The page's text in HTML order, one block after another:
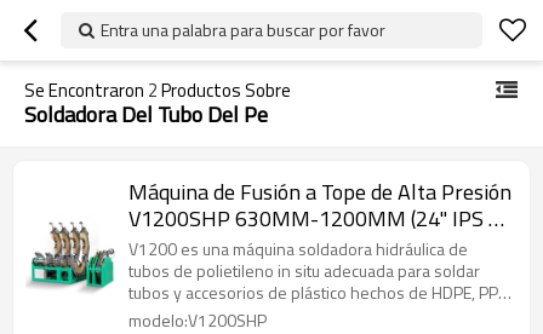
Entra una palabra para buscar por favor
Se Encontraron 2Productos Sobre
Soldadora Del Tubo Del Pe
Máquina de Fusión a Tope de Alta Presión
V1200SHP 630MM-1200MM (24" IPS -
48" IPS)
V1200 es una máquina soldadora hidráulica de
tubos de polietileno in situ adecuada para soldar
tubos y accesorios de plástico hechos de HDPE, PP y
PVDF.
modelo:V1200SHP